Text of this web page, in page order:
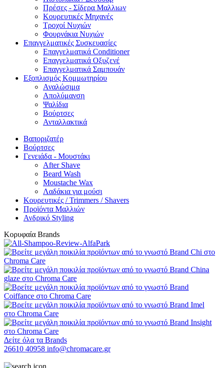
Πρέσες - Σίδερα Μαλλιων
Κουρευτικές Μηχανές
Τροχοί Νυχιών
Φουρνάκια Νυχιών
Επαγγελματικές Συσκευασίες
Επαγγελματικά Conditioner
Επαγγελματικά Oξυζενέ
Επαγγελματικά Σαμπουάν
Εξοπλισμός Κομμωτηρίου
Αναλώσιμα
Απολύμανση
Ψαλίδια
Βούρτσες
Ανταλλακτικά
Βαποριζατέρ
Βούρτσες
Γενειάδα - Μουστάκι
After Shave
Beard Wash
Moustache Wax
Λαδάκια για μούσι
Κουρευτικές / Trimmers / Shavers
Προϊόντα Μαλλιών
Ανδρικό Styling
Κορυφαία Brands
Δείτε όλα τα Brands
26610 40958 info@chromacare.gr